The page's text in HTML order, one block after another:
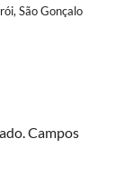
São Gonçalo
Campos